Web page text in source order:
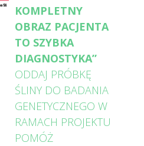
KOMPLETNY
OBRAZ PACJENTA
TO SZYBKA
DIAGNOSTYKA”
ODDAJ PRÓBKĘ
ŚLINY DO BADANIA
GENETYCZNEGO W
RAMACH PROJEKTU
POMÓŻ